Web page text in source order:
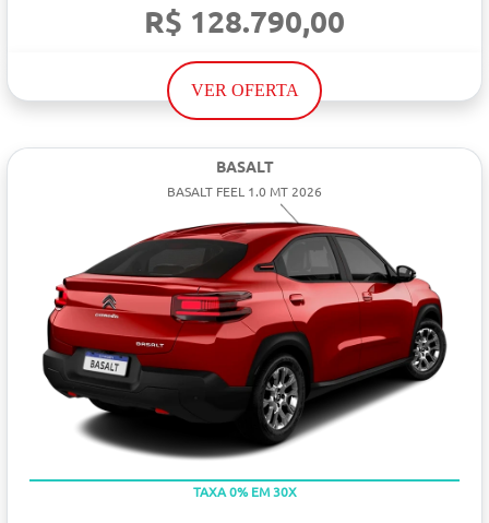
R$ 128.790,00
VER OFERTA
BASALT
BASALT FEEL 1.0 MT 2026
TAXA 0% EM 30X